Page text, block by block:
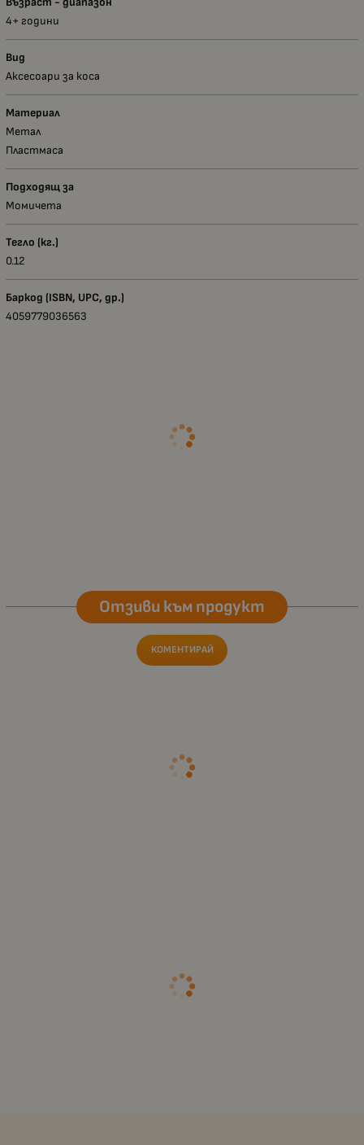
4+ години
Вид
Аксесоари за коса
Материал
Метал
Пластмаса
Подходящ за
Момичета
Тегло (кг.)
0.12
Баркод (ISBN, UPC, др.)
4059779036563
Отзиви към продукт
КОМЕНТИРАЙ